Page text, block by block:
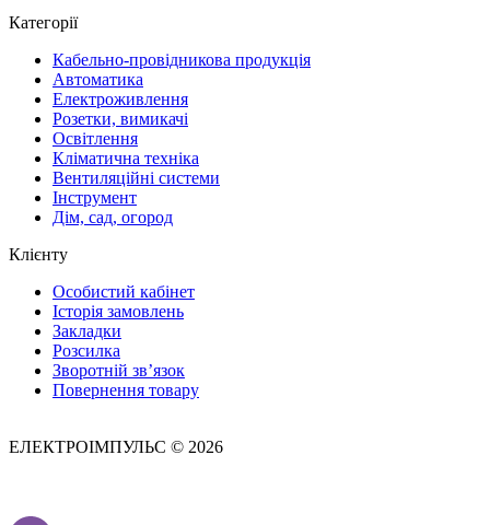
Категорії
Кабельно-провідникова продукція
Автоматика
Електроживлення
Розетки, вимикачі
Освітлення
Кліматична техніка
Вентиляційні системи
Інструмент
Дім, сад, огород
Клієнту
Особистий кабінет
Історія замовлень
Закладки
Розсилка
Зворотній зв’язок
Повернення товару
ЕЛЕКТРОІМПУЛЬС © 2026